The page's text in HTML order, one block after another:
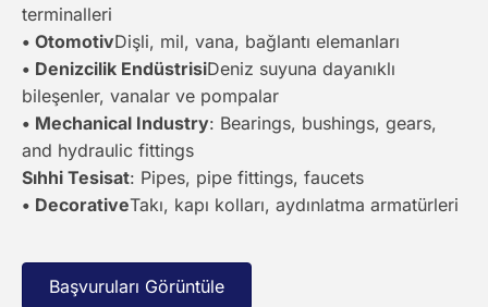
terminalleri
• OtomotivDişli, mil, vana, bağlantı elemanları
• Denizcilik EndüstrisiDeniz suyuna dayanıklı
bileşenler, vanalar ve pompalar
• Mechanical Industry: Bearings, bushings, gears,
and hydraulic fittings
Sıhhi Tesisat: Pipes, pipe fittings, faucets
• DecorativeTakı, kapı kolları, aydınlatma armatürleri
Başvuruları Görüntüle